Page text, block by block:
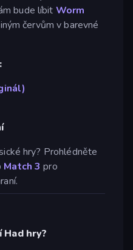
bude líbit Worm
červům v barevné
hry? Prohlédněte
Match 3 pro
Had hry?